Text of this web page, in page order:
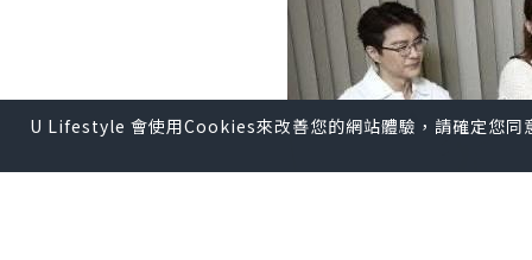
U Lifestyle 會使用Cookies來改善您的網站體驗，請確定您同